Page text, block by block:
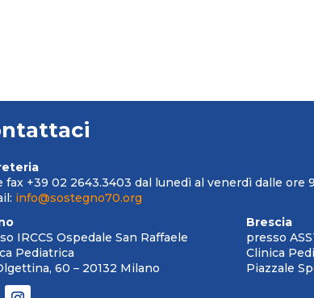
fax +39 02 2643.3403 dal lunedì al venerdì dalle ore
info@sostegno70.org
IRCCS Ospedale San Raffaele
Pediatrica
60 – 20132 Milano
Brescia
presso
Clinica
Piazzale